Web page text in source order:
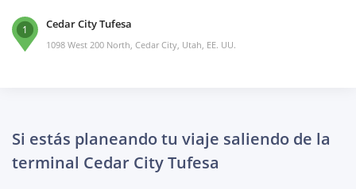
1 Cedar City Tufesa
1098 West 200 North, Cedar City, Utah, EE. UU.
Si estás planeando tu viaje saliendo de la
terminal Cedar City Tufesa